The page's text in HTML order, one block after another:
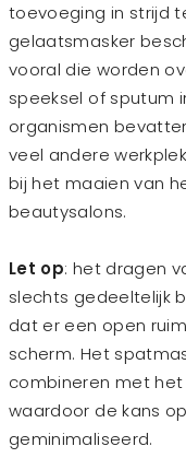
toevoeging in strijd
gelaatsmasker
vooral die worden
speeksel of sputum
organismen
veel andere
bij het maaien van
beautysalons.
Let op: het dragen
slechts gedeeltelijk
dat er een open
scherm. Het
combineren met
waardoor de kans
geminimaliseerd.